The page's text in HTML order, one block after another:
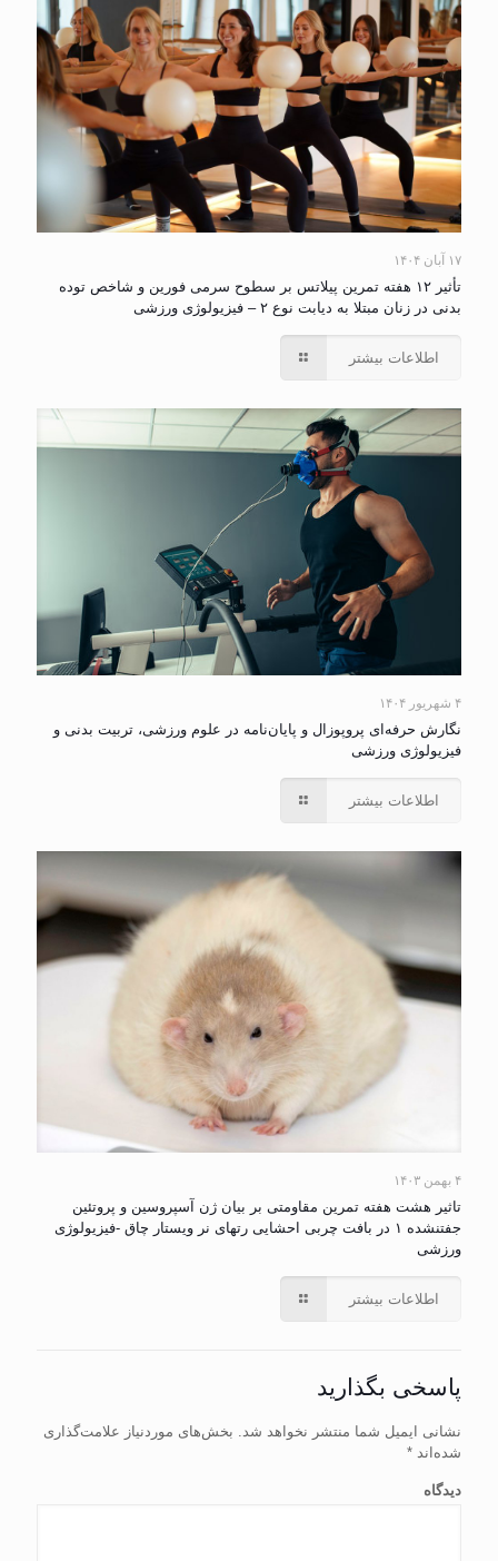
۱۷ آبان ۱۴۰۴
تأثیر ۱۲ هفته تمرین پیلاتس بر سطوح سرمی فورین و شاخص توده
بدنی در زنان مبتلا به دیابت نوع ۲ – فیزیولوژی ورزشی
اطلاعات بیشتر
۴ شهریور ۱۴۰۴
نگارش حرفه‌ای پروپوزال و پایان‌نامه در علوم ورزشی، تربیت بدنی و
فیزیولوژی ورزشی
اطلاعات بیشتر
۴ بهمن ۱۴۰۳
تاثیر هشت هفته تمرین مقاومتی بر بیان ژن آسپروسین و پروتئین
جفت‎نشده ۱ در بافت چربی احشایی رت‎های نر ویستار چاق -فیزیولوژی
ورزشی
اطلاعات بیشتر
پاسخی بگذارید
نشانی ایمیل شما منتشر نخواهد شد. بخش‌های موردنیاز علامت‌گذاری
شده‌اند *
دیدگاه